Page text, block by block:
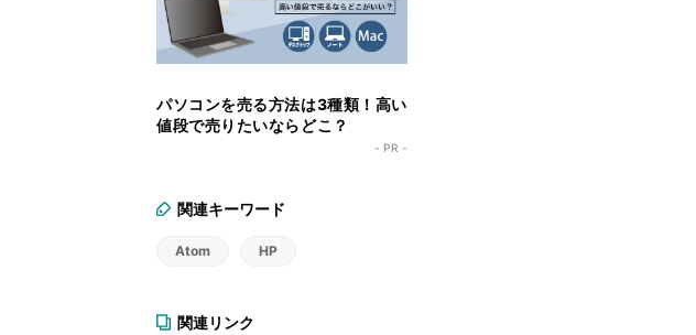
パソコンを売る方法は3種類！高い
値段で売りたいならどこ？
- PR -
関連キーワード
Atom HP
関連リンク